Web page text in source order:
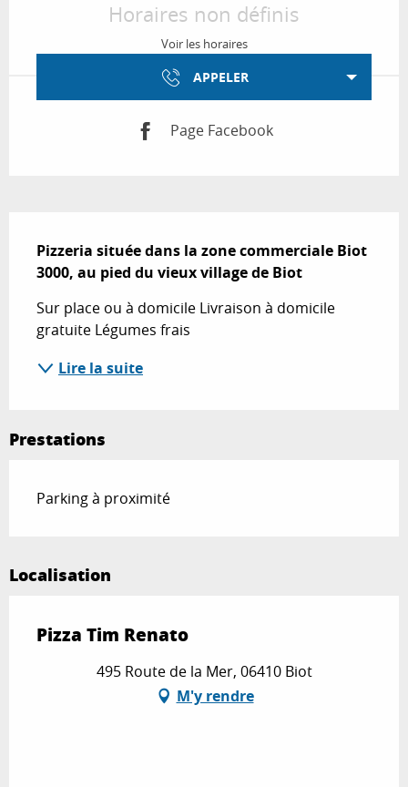
Horaires non définis
Voir les horaires
APPELER
Page Facebook
Pizzeria située dans la zone commerciale Biot
3000, au pied du vieux village de Biot
Sur place ou à domicile Livraison à domicile
gratuite Légumes frais
Lire la suite
Prestations
Parking à proximité
Localisation
Pizza Tim Renato
495 Route de la Mer, 06410 Biot
M'y rendre